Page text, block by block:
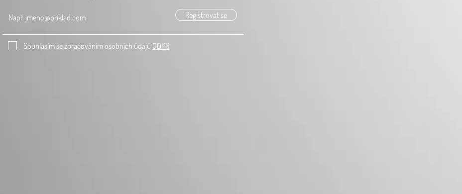
Registrovat se
Souhlasím se zpracováním osobních údajů GDPR